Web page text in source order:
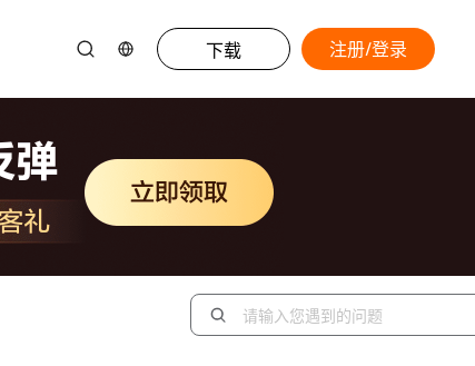
下载 注册/登录